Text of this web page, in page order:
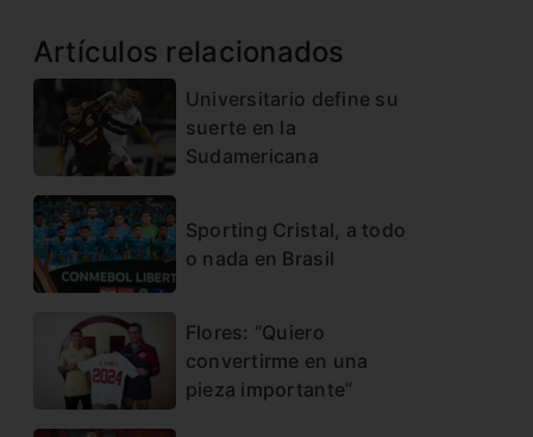
Artículos relacionados
Universitario define su
suerte en la
Sudamericana
Sporting Cristal, a todo
o nada en Brasil
Flores: “Quiero
convertirme en una
pieza importante”